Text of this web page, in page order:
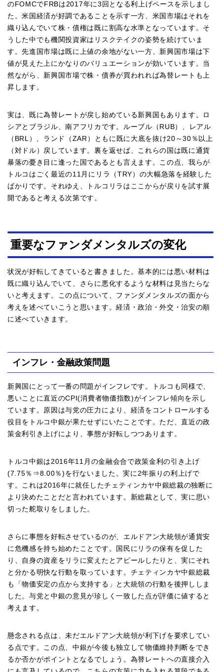
のFOMCでFRBは2017年に3回となる利上げペースを示しまし
た。米国経済が好調であることを示す一方、米国市場はそれを
織り込んでいて株・債権は既に割高な水準となっています。そ
うした中でも機関投資家はリスクテイクの姿勢を続けていま
す。先進国市場は既に上値の余地がない一方、新興国市場は下
値が見えた上にかなりのバリュエーションが効いています。当
然ながら、新興国市場で株・債券が買われれば為替レートも上
昇します。
実は、既に為替レートが戻し始めている新興国もあります。ロ
シアとブラジル、南アフリカです。ルーブル（RUB）、レアル
（BRL）、ランド（ZAR）ともに既に大底を抜け20～30％以上
（対ドル）戻しています。裏を返せば、これらの国は既に通貨
暴落の憂き目に逢った国であるとも言えます。この点、我らが
トルコはごく最近の11月にリラ（TRY）の大幅急落を経験した
ばかりです。それゆえ、トルコリラはここからが戻りを試す展
開であると考える次第です。
重要なファンダメンタルズの変化
状況が好転してきていると書きました。基本的には悪い材料は
既に織り込んでいて、さらに悪化するような材料は見当たらな
いと考えます。この点について、ファンダメンタルズの面から
考えを述べていこうと思います。経済・政治・外交・治安の順
に述べていきます。
インフレ・金融政策問題
新興国にとって一番の問題がインフレです。トルコも同様で、
悪いことに直近のCPI(消費者物価指数)がインフレ傾向を示し
ています。原因は与党の圧力により、経済をコントロールする
役目をトルコ中銀が果たせずにいたことです。ただ、直近の政
策金利引き上げにより、事態が好転しつつあります。
トルコ中銀は2016年11月の金融会合で政策金利の引き上げ
(7.75％⇒8.00％)を行ないました。実に2年振りの利上げで
す。これは2016年に就任したチェティンカヤ中銀総裁の独断に
より決めたことだと言われています。新総裁として、実に思い
切った舵取りをしました。
さらに事態を好転させているのが、エルドアン大統領が通貨安
に危機感を持ち始めたことです。国民にリラの保有を促した
り、自身の資産をリラに変えたとアピールしたりと、実にそれ
と分かる明快な行動を取っています。チェティンカヤ中銀総裁
も「物価安定の点から支持する」と大統領の行動を後押ししま
した。与党と中銀の意見が珍しく一致した点が評価に値すると
考えます。
懸念される点は、未だエルドアン大統領が利下げを要求してい
る点です。この点、中銀が今後も独立して物価維持判断をでき
るか否かがポイントとなるでしょう。為替レートへの直接介入